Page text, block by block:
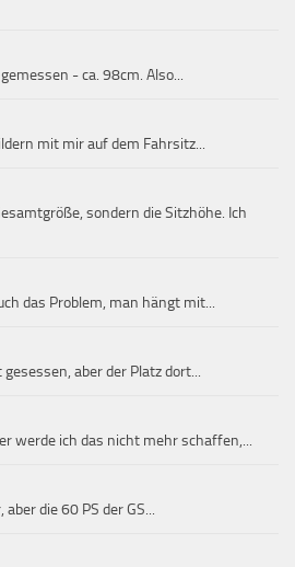
- ca. 98cm. Also...
mit mir auf dem Fahrsitz...
sondern die Sitzhöhe. Ich
das Problem, man hängt mit...
aber der Platz dort...
werde ich das nicht mehr schaffen,...
die 60 PS der GS...